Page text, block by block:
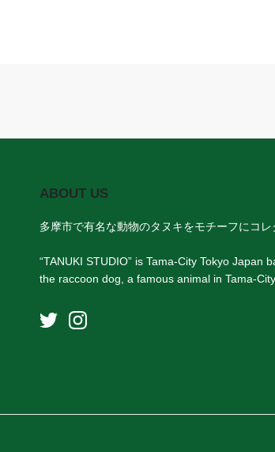
ABOUT US
多摩市で有名な動物のタヌキをモチーフにコレ
“TANUKI STUDIO” is Tama-City Tokyo Japan
the raccoon dog, a famous animal in Tama-City.